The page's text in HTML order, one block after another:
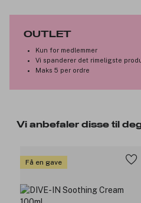
Produktnummer:201364
OUTLET
Kun for medlemmer
Vi spanderer det rimeligste
Maks 5 per ordre
Vi anbefaler disse til
Få en gave